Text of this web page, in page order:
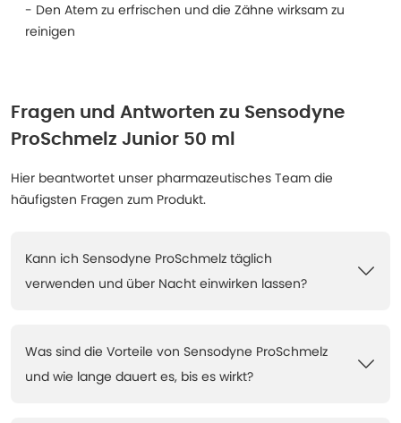
- Den Atem zu erfrischen und die Zähne wirksam zu
reinigen
Fragen und Antworten zu Sensodyne
ProSchmelz Junior 50 ml
Hier beantwortet unser pharmazeutisches Team die
häufigsten Fragen zum Produkt.
Kann ich Sensodyne ProSchmelz täglich
verwenden und über Nacht einwirken lassen?
Was sind die Vorteile von Sensodyne ProSchmelz
und wie lange dauert es, bis es wirkt?